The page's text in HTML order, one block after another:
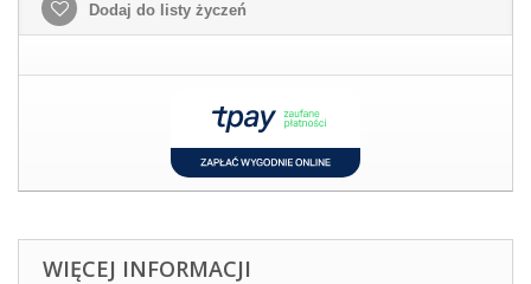
Dodaj do listy życzeń
WIĘCEJ INFORMACJI